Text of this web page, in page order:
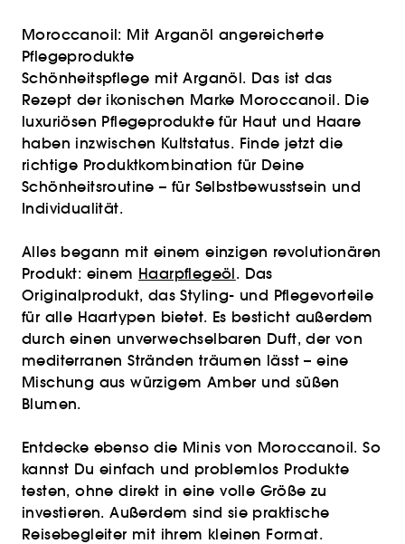
Moroccanoil: Mit Arganöl angereicherte
Pflegeprodukte
Schönheitspflege mit Arganöl. Das ist das
Rezept der ikonischen Marke Moroccanoil. Die
luxuriösen Pflegeprodukte für Haut und Haare
haben inzwischen Kultstatus. Finde jetzt die
richtige Produktkombination für Deine
Schönheitsroutine – für Selbstbewusstsein und
Individualität.
Alles begann mit einem einzigen revolutionären
Produkt: einem Haarpflegeöl. Das
Originalprodukt, das Styling- und Pflegevorteile
für alle Haartypen bietet. Es besticht außerdem
durch einen unverwechselbaren Duft, der von
mediterranen Stränden träumen lässt – eine
Mischung aus würzigem Amber und süßen
Blumen.
Entdecke ebenso die Minis von Moroccanoil. So
kannst Du einfach und problemlos Produkte
testen, ohne direkt in eine volle Größe zu
investieren. Außerdem sind sie praktische
Reisebegleiter mit ihrem kleinen Format.